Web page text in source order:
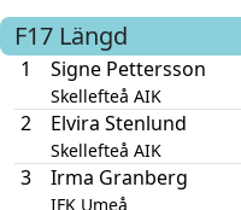
F17 Längd
1
Signe Pettersson
Skellefteå AIK
2 Elvira Stenlund
Skellefteå AIK
3 Irma Granberg
IFK Umeå